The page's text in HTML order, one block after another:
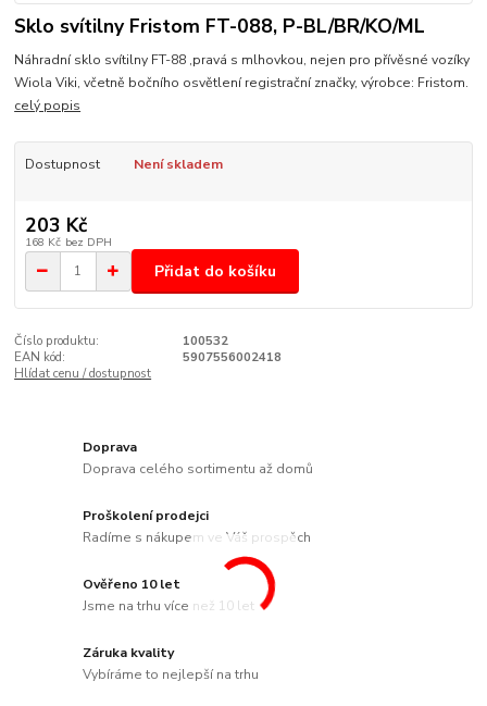
Sklo svítilny Fristom FT-088, P-BL/BR/KO/ML
Náhradní sklo svítilny FT-88 ,pravá s mlhovkou, nejen pro přívěsné vozíky
Wiola Viki, včetně bočního osvětlení registrační značky, výrobce: Fristom.
celý popis
Dostupnost Není skladem
203 Kč
168 Kč bez DPH
Přidat do košíku
Číslo produktu:
100532
EAN kód:
5907556002418
Hlídat cenu / dostupnost
Doprava
Doprava celého sortimentu až domů
Proškolení prodejci
Radíme s nákupem ve Váš prospěch
Ověřeno 10 let
Jsme na trhu více než 10 let
Záruka kvality
Vybíráme to nejlepší na trhu